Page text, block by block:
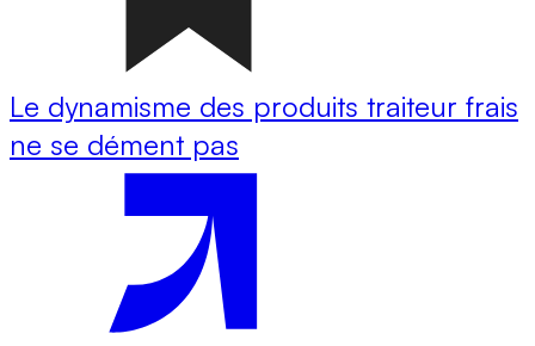
Le dynamisme des produits traiteur frais
ne se dément pas